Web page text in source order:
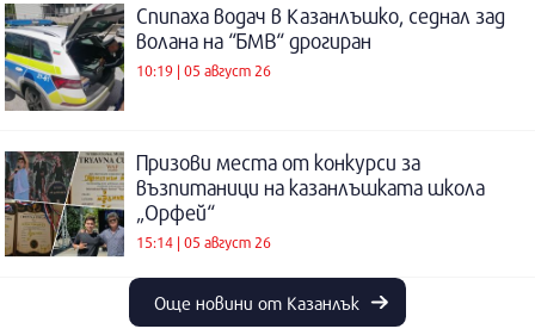
Спипаха водач в Казанлъшко, седнал зад
волана на “БМВ“ дрогиран
10:19 | 05 август 26
Призови места от конкурси за
възпитаници на казанлъшката школа
„Орфей“
15:14 | 05 август 26
Още новини от Казанлък